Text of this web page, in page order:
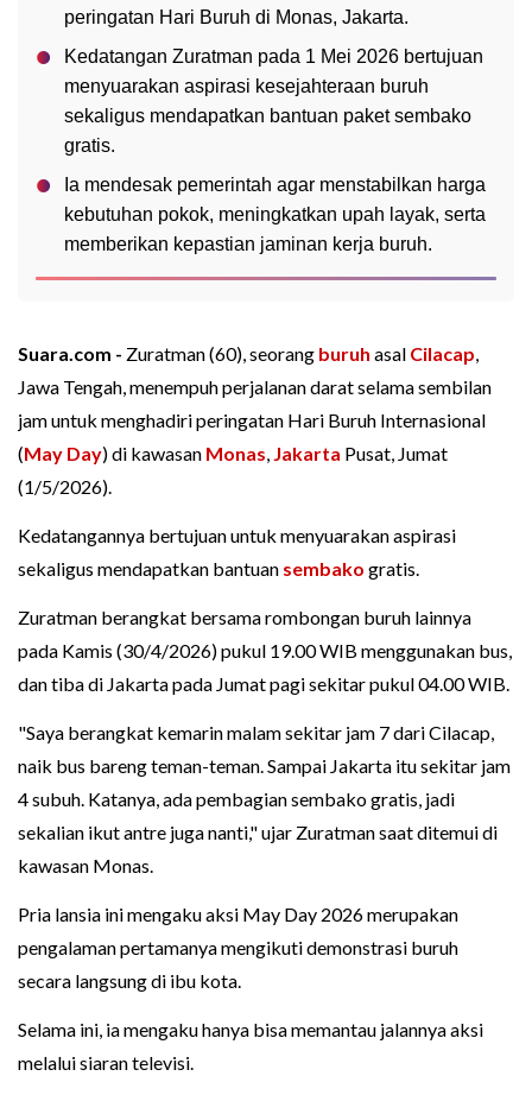
peringatan Hari Buruh di Monas, Jakarta.
Kedatangan Zuratman pada 1 Mei 2026 bertujuan
menyuarakan aspirasi kesejahteraan buruh
sekaligus mendapatkan bantuan paket sembako
gratis.
Ia mendesak pemerintah agar menstabilkan harga
kebutuhan pokok, meningkatkan upah layak, serta
memberikan kepastian jaminan kerja buruh.
Suara.com - Zuratman (60), seorang buruh asal Cilacap,
Jawa Tengah, menempuh perjalanan darat selama sembilan
jam untuk menghadiri peringatan Hari Buruh Internasional
(May Day) di kawasan Monas, Jakarta Pusat, Jumat
(1/5/2026).
Kedatangannya bertujuan untuk menyuarakan aspirasi
sekaligus mendapatkan bantuan sembako gratis.
Zuratman berangkat bersama rombongan buruh lainnya
pada Kamis (30/4/2026) pukul 19.00 WIB menggunakan bus,
dan tiba di Jakarta pada Jumat pagi sekitar pukul 04.00 WIB.
"Saya berangkat kemarin malam sekitar jam 7 dari Cilacap,
naik bus bareng teman-teman. Sampai Jakarta itu sekitar jam
4 subuh. Katanya, ada pembagian sembako gratis, jadi
sekalian ikut antre juga nanti," ujar Zuratman saat ditemui di
kawasan Monas.
Pria lansia ini mengaku aksi May Day 2026 merupakan
pengalaman pertamanya mengikuti demonstrasi buruh
secara langsung di ibu kota.
Selama ini, ia mengaku hanya bisa memantau jalannya aksi
melalui siaran televisi.